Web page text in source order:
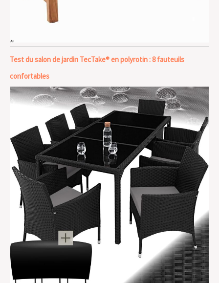
Test du salon de jardin TecTake® en polyrotin : 8 fauteuils
confortables